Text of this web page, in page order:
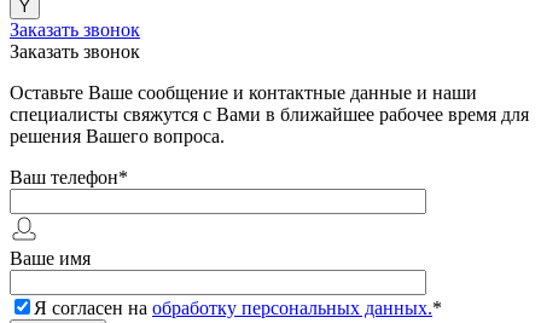
Заказать звонок
Заказать звонок
Оставьте Ваше сообщение и контактные данные и наши
специалисты свяжутся с Вами в ближайшее рабочее время для
решения Вашего вопроса.
Ваш телефон*
Ваше имя
Я согласен на обработку персональных данных.*